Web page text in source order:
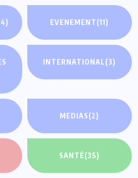
EVENEMENT(11)
INTERNATIONAL(3)
MEDIAS(2)
SANTÉ(35)